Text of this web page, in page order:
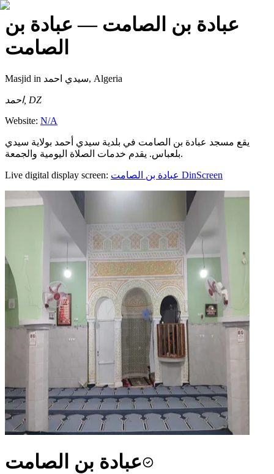
عبادة بن الصامت — عبادة بن
الصامت
Masjid in سيدي احمد, Algeria
احمد, DZ
Website: N/A
يقع مسجد عبادة بن الصامت في بلدية سيدي أحمد بولاية سيدي
بلعباس. يقدم خدمات الصلاة اليومية والجمعة.
Live digital display screen: عبادة بن الصامت DinScreen
عبادة بن الصامت